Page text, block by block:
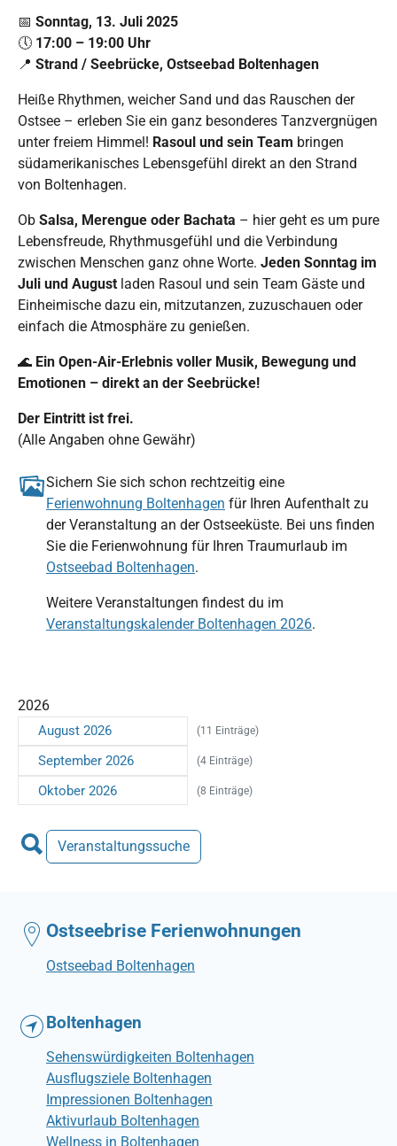
📅 Sonntag, 13. Juli 2025
🕔 17:00 – 19:00 Uhr
📍 Strand / Seebrücke, Ostseebad Boltenhagen
Heiße Rhythmen, weicher Sand und das Rauschen der
Ostsee – erleben Sie ein ganz besonderes Tanzvergnügen
unter freiem Himmel! Rasoul und sein Team bringen
südamerikanisches Lebensgefühl direkt an den Strand
von Boltenhagen.
Ob Salsa, Merengue oder Bachata – hier geht es um pure
Lebensfreude, Rhythmusgefühl und die Verbindung
zwischen Menschen ganz ohne Worte. Jeden Sonntag im
Juli und August laden Rasoul und sein Team Gäste und
Einheimische dazu ein, mitzutanzen, zuzuschauen oder
einfach die Atmosphäre zu genießen.
🌊 Ein Open-Air-Erlebnis voller Musik, Bewegung und
Emotionen – direkt an der Seebrücke!
Der Eintritt ist frei.
(Alle Angaben ohne Gewähr)
Sichern Sie sich schon rechtzeitig eine
Ferienwohnung Boltenhagen für Ihren Aufenthalt zu
der Veranstaltung an der Ostseeküste. Bei uns finden
Sie die Ferienwohnung für Ihren Traumurlaub im
Ostseebad Boltenhagen.
Weitere Veranstaltungen findest du im
Veranstaltungskalender Boltenhagen 2026.
2026
August 2026 (11 Einträge)
September 2026 (4 Einträge)
Oktober 2026 (8 Einträge)
Veranstaltungssuche
Ostseebrise Ferienwohnungen
Ostseebad Boltenhagen
Boltenhagen
Sehenswürdigkeiten Boltenhagen
Ausflugsziele Boltenhagen
Impressionen Boltenhagen
Aktivurlaub Boltenhagen
Wellness in Boltenhagen